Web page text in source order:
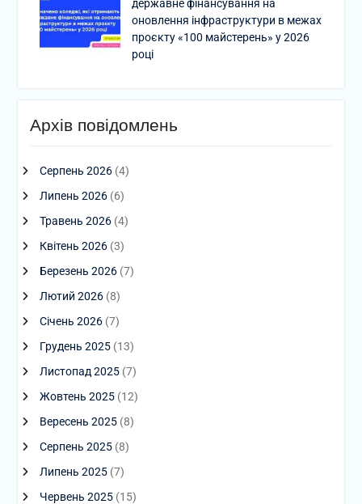
державне фінансування на
оновлення інфраструктури в межах
проєкту «100 майстерень» у 2026
році
Архів повідомлень
Серпень 2026(4)
Липень 2026(6)
Травень 2026(4)
Квітень 2026(3)
Березень 2026(7)
Лютий 2026(8)
Січень 2026(7)
Грудень 2025(13)
Листопад 2025(7)
Жовтень 2025(12)
Вересень 2025(8)
Серпень 2025(8)
Липень 2025(7)
Червень 2025(15)